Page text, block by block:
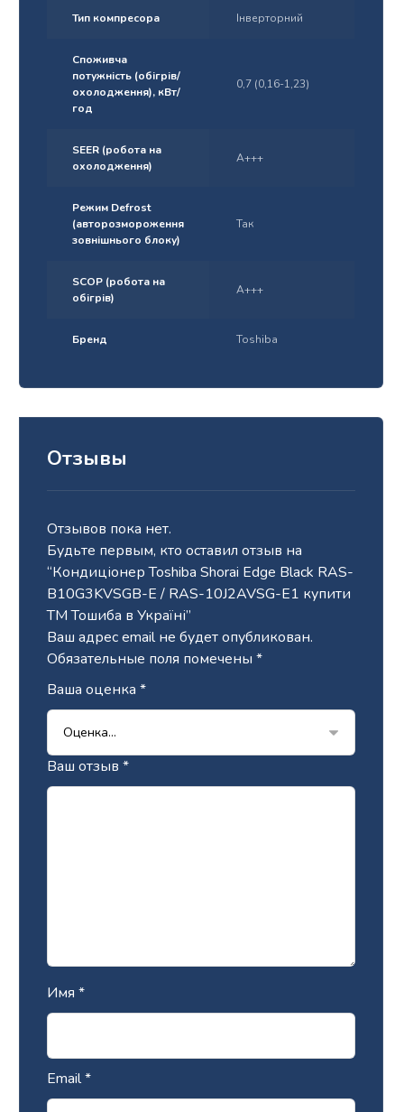
Тип компресора Інверторний
Споживча
потужність (обігрів/
охолодження), кВт/
год
0,7 (0,16-1,23)
SEER (робота на
охолодження)
A+++
Режим Defrost
(авторозмороження
зовнішнього блоку)
Так
SCOP (робота на
обігрів)
A+++
Бренд Toshiba
Отзывы
Отзывов пока нет.
Будьте первым, кто оставил отзыв на
“Кондиціонер Toshiba Shorai Edge Black RAS-
B10G3KVSGB-E / RAS-10J2AVSG-E1 купити
ТМ Тошиба в Україні”
Ваш адрес email не будет опубликован.
Обязательные поля помечены*
Ваша оценка*
Ваш отзыв*
Имя*
Email*